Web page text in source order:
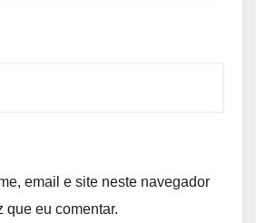
email e site neste navegador
que eu comentar.